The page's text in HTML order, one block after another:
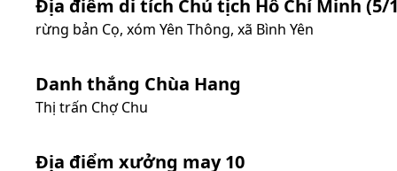
Địa điểm di tích Chủ tịch Hồ Chí Minh (5/
rừng bản Cọ, xóm Yên Thông, xã Bình Yên
Danh thắng Chùa Hang
Thị trấn Chợ Chu
Địa điểm xưởng may 10